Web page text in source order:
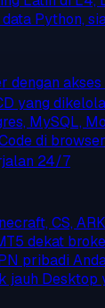
Python,
dengan
yang
MySQL,
di
24/7
CS,
dekat
pribadi
jauh Desktop